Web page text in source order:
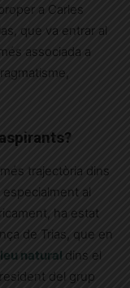
a Carles
que va entrar al
associada a
trajectòria dins
al
ha estat
de Trias, que en
natural dins el
del grup